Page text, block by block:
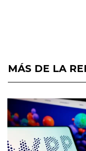
MÁS DE LA